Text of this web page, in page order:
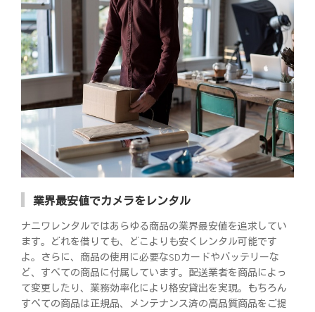
業界最安値でカメラをレンタル
ナニワレンタルではあらゆる商品の業界最安値を追求してい
ます。どれを借りても、どこよりも安くレンタル可能です
よ。さらに、商品の使用に必要なSDカードやバッテリーな
ど、すべての商品に付属しています。配送業者を商品によっ
て変更したり、業務効率化により格安貸出を実現。もちろん
すべての商品は正規品、メンテナンス済の高品質商品をご提